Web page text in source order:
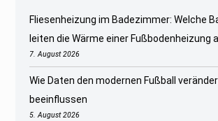
Fliesenheizung im Badezimmer: Welche
leiten die Wärme einer Fußbodenheizung
7. August 2026
Wie Daten den modernen Fußball
beeinflussen
5. August 2026